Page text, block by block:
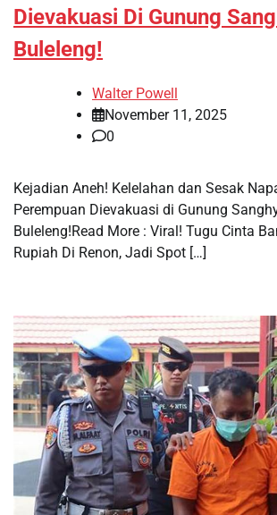
Dievakuasi Di Gunung
Buleleng!
Walter Powell
November 11, 2025
0
Kejadian Aneh! Kelelahan dan Sesak
Perempuan Dievakuasi di Gunung
Buleleng!Read More : Viral! Tugu Cinta
Rupiah Di Renon, Jadi Spot […]